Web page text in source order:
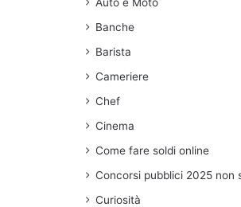
Banche
Barista
Cameriere
Chef
Cinema
Come fare soldi online
Concorsi pubblici 2025 non
Curiosità